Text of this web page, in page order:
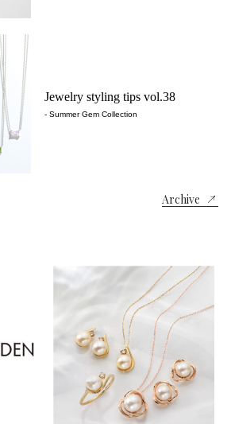
Jewelry styling tips vol.38
- Summer Gem Collection
Archive